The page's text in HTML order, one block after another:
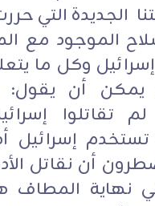
الجديدة التي
الموجود مع
وكل ما
يمكن أن
لم تقاتلوا
إسرائيل
أن نقاتل
نهاية المطاف